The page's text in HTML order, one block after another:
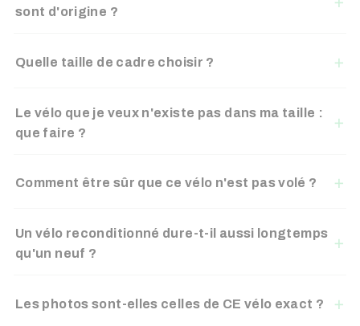
sont d'origine ?
Quelle taille de cadre choisir ?
Le vélo que je veux n'existe pas dans ma taille :
que faire ?
Comment être sûr que ce vélo n'est pas volé ?
Un vélo reconditionné dure-t-il aussi longtemps
qu'un neuf ?
Les photos sont-elles celles de CE vélo exact ?